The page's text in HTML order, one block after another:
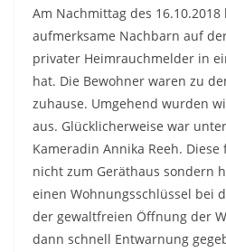
Am Nachmittag des 16.10.2018
aufmerksame Nachbarn auf
privater Heimrauchmelder in
hat. Die Bewohner waren zu
zuhause. Umgehend wurden
aus. Glücklicherweise war
Kameradin Annika Reeh.
nicht zum Geräthaus sondern
einen Wohnungsschlüssel bei
der gewaltfreien Öffnung der
dann schnell Entwarnung